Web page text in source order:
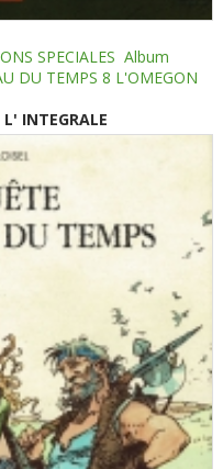
SPECIALES Album
DU TEMPS 8 L'OMEGON
INTEGRALE